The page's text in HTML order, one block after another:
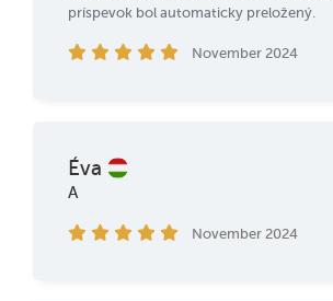
príspevok bol automaticky preložený.
November 2024
Éva
A
November 2024